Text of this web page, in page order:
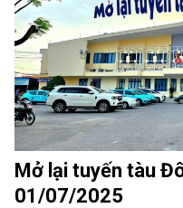
Mở lại tuyến tàu
01/07/2025